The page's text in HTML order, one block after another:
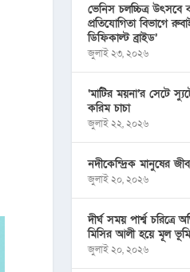
ভেনিস চলচ্চিত্র উৎসবে
প্রতিযোগিতা বিভাগে
ডিফিকাল্ট ব্রাইড’
জুলাই ২৩, ২০২৬
‘মাটির ময়না’র সেটে
করিম চাচা
জুলাই ২২, ২০২৬
নদীকেন্দ্রিক মানুষের
জুলাই ২০, ২০২৬
দীর্ঘ সময় পার্শ্ব
মিসির আলী হয়ে মূল
জুলাই ২০, ২০২৬